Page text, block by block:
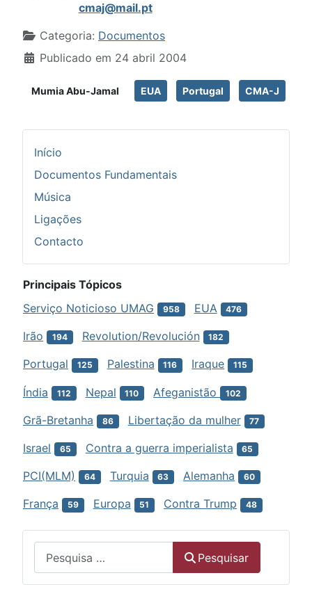
cmaj@mail.pt
Detalhes
Categoria: Documentos
Publicado em 24 abril 2004
Mumia Abu-Jamal EUA Portugal CMA-J
Início
Documentos Fundamentais
Música
Ligações
Contacto
Principais Tópicos
Serviço Noticioso UMAG
958 EUA 476
Irão 194 Revolution/Revolución 182
Portugal 125 Palestina 116 Iraque 115
Índia 112 Nepal 110 Afeganistão 102
Grã-Bretanha 86 Libertação da mulher 77
Israel 65 Contra a guerra imperialista 65
PCI(MLM) 64 Turquia 63 Alemanha 60
França 59 Europa 51 Contra Trump 48
Pesquisar